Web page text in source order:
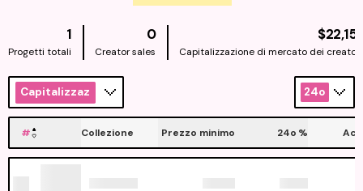
1
Progetti totali
0
Creator sales
$22,151
Capitalizzazione di mercato dei creatori
Capitalizzazione 24o
# Collezione Prezzo minimo 24o %